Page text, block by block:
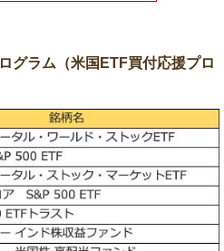
グラム（米国ETF買付応援プロ